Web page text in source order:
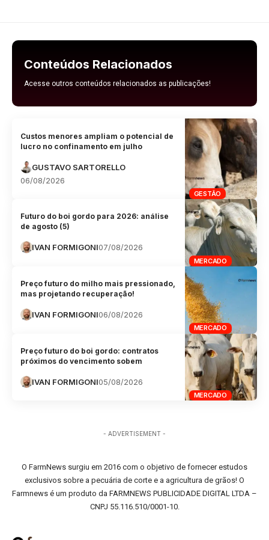
Conteúdos Relacionados
Acesse outros conteúdos relacionados as publicações!
GESTÃO
Custos menores ampliam o potencial de
lucro no confinamento em julho
GUSTAVO SARTORELLO
06/08/2026
MERCADO
Futuro do boi gordo para 2026: análise
de agosto (5)
IVAN FORMIGONI07/08/2026
MERCADO
Preço futuro do milho mais pressionado,
mas projetando recuperação!
IVAN FORMIGONI06/08/2026
MERCADO
Preço futuro do boi gordo: contratos
próximos do vencimento sobem
IVAN FORMIGONI05/08/2026
- ADVERTISEMENT -
O FarmNews surgiu em 2016 com o objetivo de fornecer estudos
exclusivos sobre a pecuária de corte e a agricultura de grãos! O
Farmnews é um produto da FARMNEWS PUBLICIDADE DIGITAL LTDA –
CNPJ 55.116.510/0001-10.